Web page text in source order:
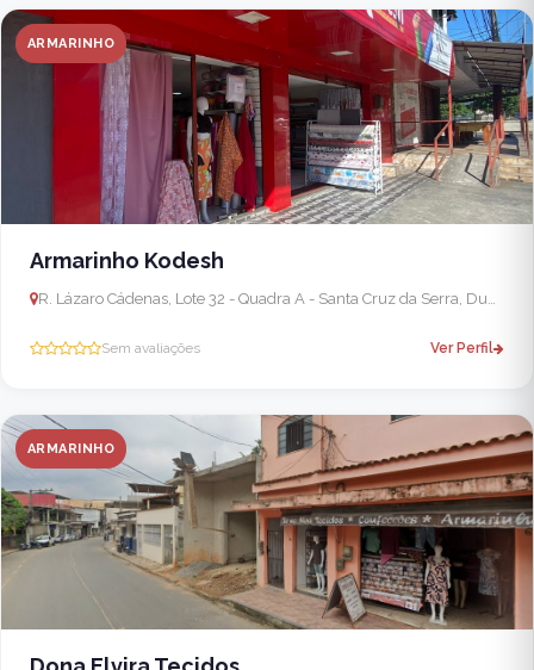
ARMARINHO
Armarinho Kodesh
R. Lázaro Cádenas, Lote 32 - Quadra A - Santa Cruz da Serra, Duque de Caxias - RJ, 25255-050, Brasil
Sem avaliações Ver Perfil
ARMARINHO